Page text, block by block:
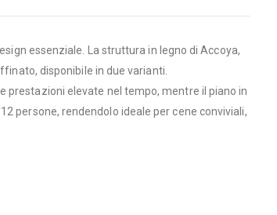
essenziale. La struttura in legno di Accoya,
disponibile in due varianti.
prestazioni elevate nel tempo, mentre il piano in
persone, rendendolo ideale per cene conviviali,